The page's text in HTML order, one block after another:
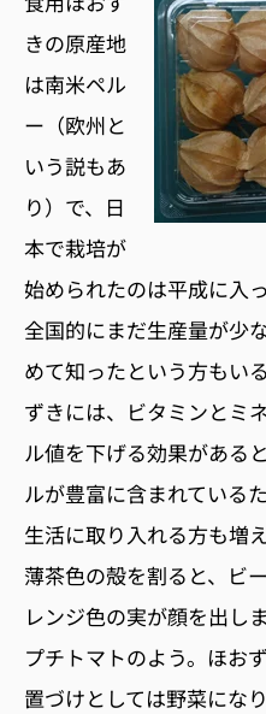
きの原産地
は南米ペル
ー（欧州と
いう説もあ
り）で、日
本で栽培が
始められたのは平成に入
全国的にまだ生産量が少
めて知ったという方もい
ずきには、ビタミンとミ
ル値を下げる効果がある
ルが豊富に含まれている
生活に取り入れる方も増
薄茶色の殻を割ると、ビ
レンジ色の実が顔を出し
プチトマトのよう。ほお
置づけとしては野菜にな